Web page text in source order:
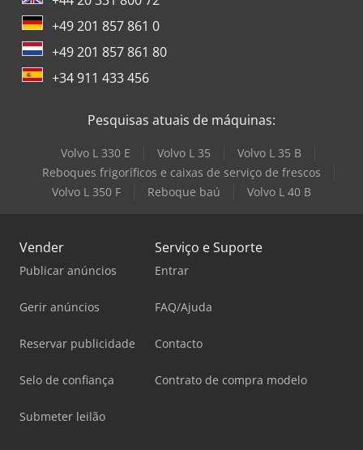
+49 201 857 861 0
+49 201 857 861 80
+34 911 433 456
Pesquisas atuais de máquinas:
Volvo L 330 E Volvo L 35
Volvo L 35 B
Reboques frigoríficos e caixas de serviço de frescos
Volvo L 350 F
Reboque baú Volvo L 40 B
Vender
Publicar anúncios
Gerir anúncios
Reservar publicidade
Selo de confiança
Submeter leilão
Serviço e Suporte
Entrar
FAQ/Ajuda
Contacto
Contrato de compra modelo